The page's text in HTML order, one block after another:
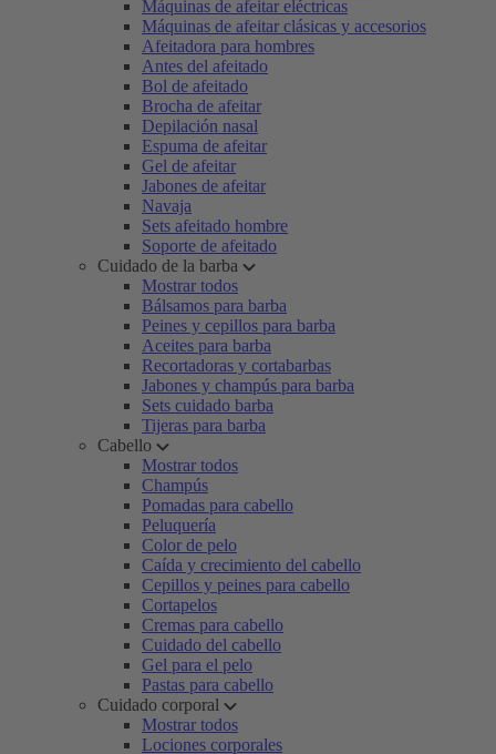
Máquinas de afeitar eléctricas
Máquinas de afeitar clásicas y accesorios
Afeitadora para hombres
Antes del afeitado
Bol de afeitado
Brocha de afeitar
Depilación nasal
Espuma de afeitar
Gel de afeitar
Jabones de afeitar
Navaja
Sets afeitado hombre
Soporte de afeitado
Cuidado de la barba
Mostrar todos
Bálsamos para barba
Peines y cepillos para barba
Aceites para barba
Recortadoras y cortabarbas
Jabones y champús para barba
Sets cuidado barba
Tijeras para barba
Cabello
Mostrar todos
Champús
Pomadas para cabello
Peluquería
Color de pelo
Caída y crecimiento del cabello
Cepillos y peines para cabello
Cortapelos
Cremas para cabello
Cuidado del cabello
Gel para el pelo
Pastas para cabello
Cuidado corporal
Mostrar todos
Lociones corporales